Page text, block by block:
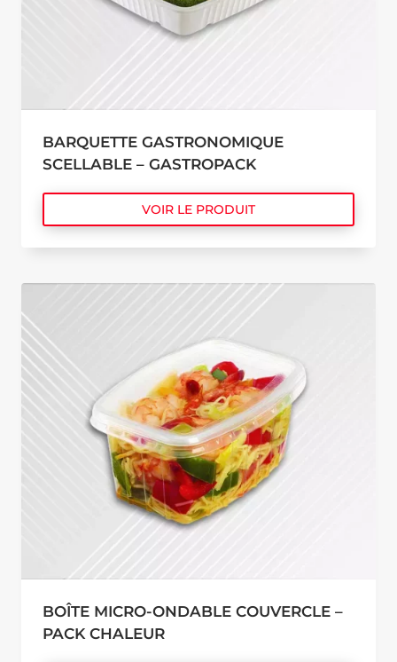
BARQUETTE GASTRONOMIQUE
SCELLABLE – GASTROPACK
VOIR LE PRODUIT
BOÎTE MICRO-ONDABLE COUVERCLE –
PACK CHALEUR